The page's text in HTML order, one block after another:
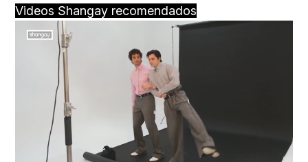
Videos Shangay recomendados